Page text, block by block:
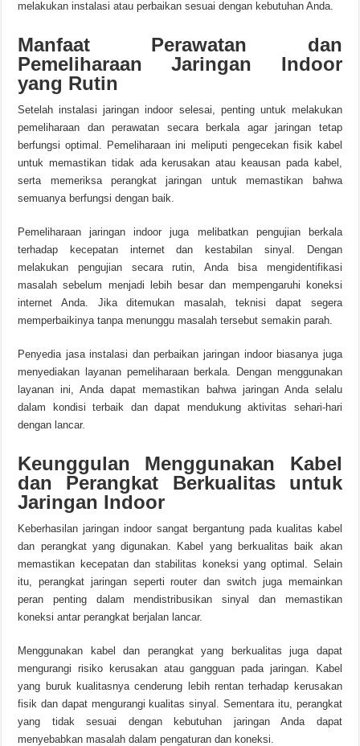
melakukan instalasi atau perbaikan sesuai dengan kebutuhan Anda.
Manfaat Perawatan dan
Pemeliharaan Jaringan Indoor
yang Rutin
Setelah instalasi jaringan indoor selesai, penting untuk melakukan
pemeliharaan dan perawatan secara berkala agar jaringan tetap
berfungsi optimal. Pemeliharaan ini meliputi pengecekan fisik kabel
untuk memastikan tidak ada kerusakan atau keausan pada kabel,
serta memeriksa perangkat jaringan untuk memastikan bahwa
semuanya berfungsi dengan baik.
Pemeliharaan jaringan indoor juga melibatkan pengujian berkala
terhadap kecepatan internet dan kestabilan sinyal. Dengan
melakukan pengujian secara rutin, Anda bisa mengidentifikasi
masalah sebelum menjadi lebih besar dan mempengaruhi koneksi
internet Anda. Jika ditemukan masalah, teknisi dapat segera
memperbaikinya tanpa menunggu masalah tersebut semakin parah.
Penyedia jasa instalasi dan perbaikan jaringan indoor biasanya juga
menyediakan layanan pemeliharaan berkala. Dengan menggunakan
layanan ini, Anda dapat memastikan bahwa jaringan Anda selalu
dalam kondisi terbaik dan dapat mendukung aktivitas sehari-hari
dengan lancar.
Keunggulan Menggunakan Kabel
dan Perangkat Berkualitas untuk
Jaringan Indoor
Keberhasilan jaringan indoor sangat bergantung pada kualitas kabel
dan perangkat yang digunakan. Kabel yang berkualitas baik akan
memastikan kecepatan dan stabilitas koneksi yang optimal. Selain
itu, perangkat jaringan seperti router dan switch juga memainkan
peran penting dalam mendistribusikan sinyal dan memastikan
koneksi antar perangkat berjalan lancar.
Menggunakan kabel dan perangkat yang berkualitas juga dapat
mengurangi risiko kerusakan atau gangguan pada jaringan. Kabel
yang buruk kualitasnya cenderung lebih rentan terhadap kerusakan
fisik dan dapat mengurangi kualitas sinyal. Sementara itu, perangkat
yang tidak sesuai dengan kebutuhan jaringan Anda dapat
menyebabkan masalah dalam pengaturan dan koneksi.